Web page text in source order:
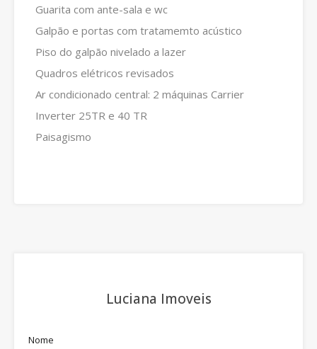
Guarita com ante-sala e wc
Galpão e portas com tratamemto acústico
Piso do galpão nivelado a lazer
Quadros elétricos revisados
Ar condicionado central: 2 máquinas Carrier
Inverter 25TR e 40 TR
Paisagismo
Luciana Imoveis
Nome